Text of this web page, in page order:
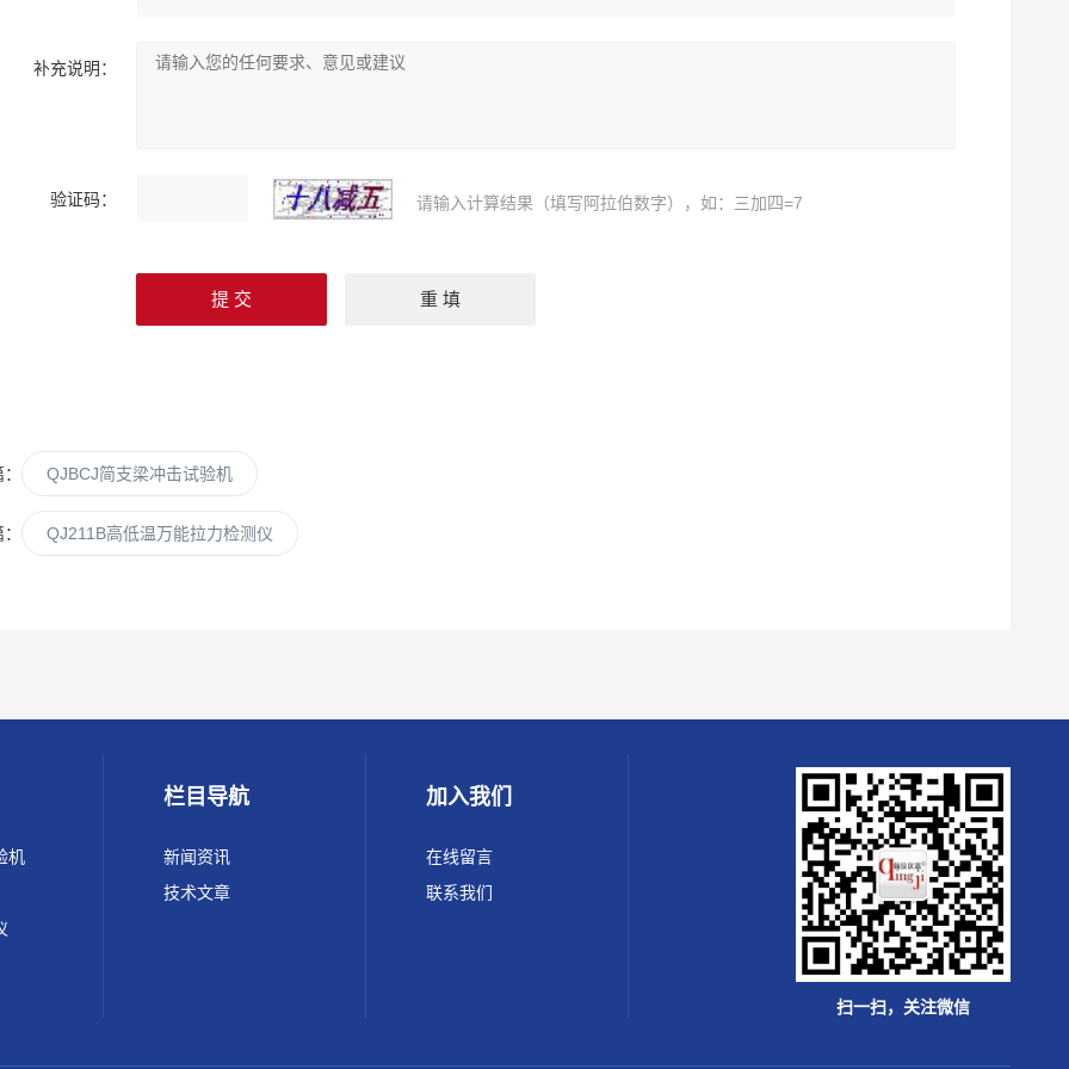
补充说明：
验证码： 请输入计算结果（填写阿拉伯数字），如：三加四=7
QJBCJ简支梁冲击试验机
QJ211B高低温万能拉力检测仪
机
栏目导航
新闻资讯
技术文章
加入我们
在线留言
联系我们
扫一扫，关注微信